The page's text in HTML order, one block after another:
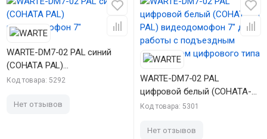
WARTE-DM7-02 PAL синий
(СОНАТА PAL)
видеодомофон 7"
Код товара: 5292
Нет отзывов
WARTE-DM7-02 PAL
цифровой белый (СОНАТА-Ц
PAL) видеодомофон 7" для
домофоном цифрового типа
Код товара: 5301
Нет отзывов